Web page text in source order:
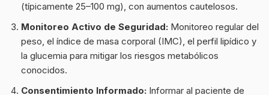
(típicamente 25–100 mg), con aumentos cautelosos.
Monitoreo Activo de Seguridad: Monitoreo regular del
peso, el índice de masa corporal (IMC), el perfil lipídico y
la glucemia para mitigar los riesgos metabólicos
conocidos.
Consentimiento Informado: Informar al paciente de